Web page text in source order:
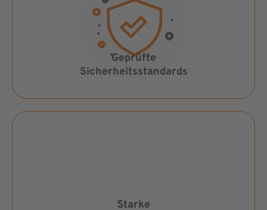
Geprüfte
Sicherheitsstandards
Starke